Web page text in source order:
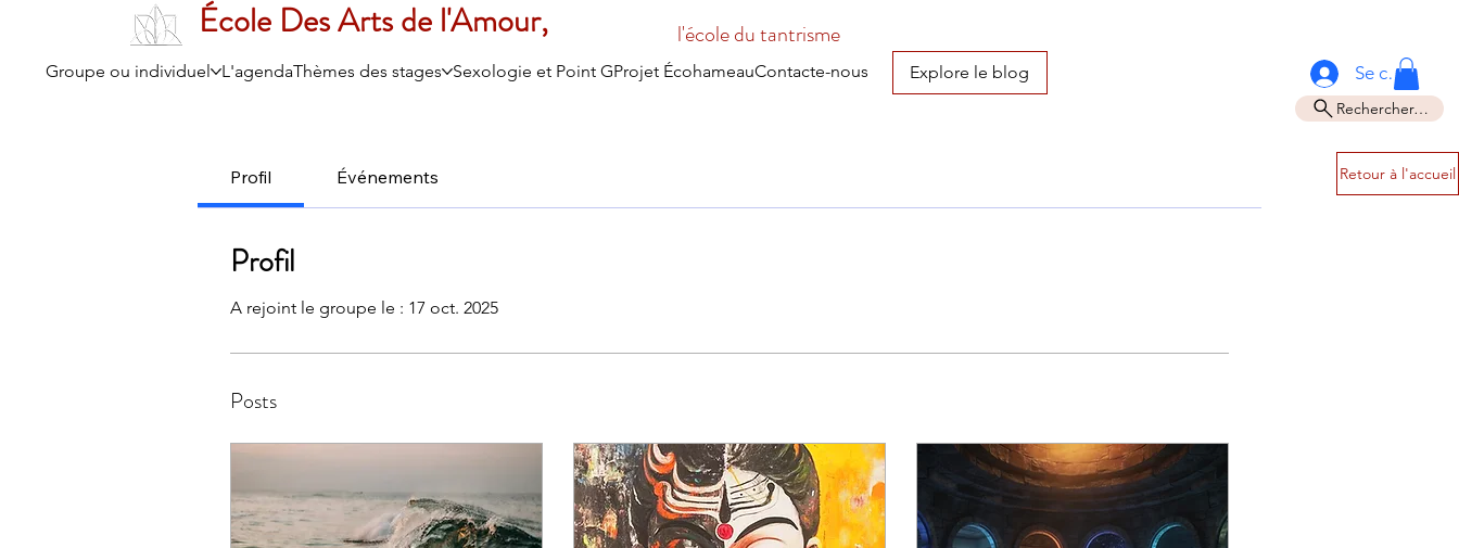
Rechercher…
Se connecter
École Des Arts de l'Amour, l'école du tantrisme
Groupe ou individuel L'agendaThèmes des stages Sexologie et Point GProjet ÉcohameauContacte-nous Explore le blog
Profil Événements
Profil
A rejoint le groupe le : 17 oct. 2025
Posts
Retour à l'accueil